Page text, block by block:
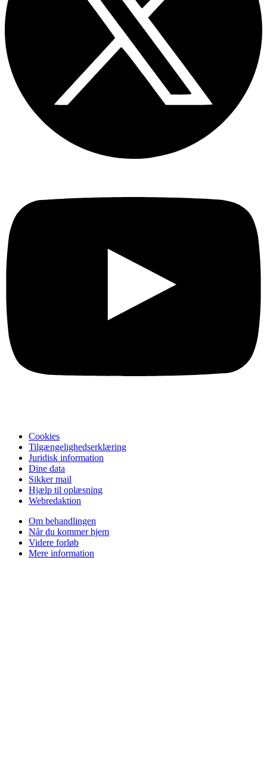
Cookies
Tilgængelighedserklæring
Juridisk information
Dine data
Sikker mail
Hjælp til oplæsning
Webredaktion
Om behandlingen
Når du kommer hjem
Videre forløb
Mere information